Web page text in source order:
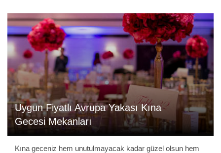
Uygun Fiyatlı Avrupa Yakası Kına
Gecesi Mekanları
Kına geceniz hem unutulmayacak kadar güzel olsun hem